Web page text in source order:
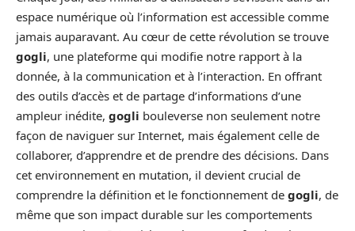
espace numérique où l’information est accessible comme
jamais auparavant. Au cœur de cette révolution se trouve
gogli, une plateforme qui modifie notre rapport à la
donnée, à la communication et à l’interaction. En offrant
des outils d’accès et de partage d’informations d’une
ampleur inédite, gogli bouleverse non seulement notre
façon de naviguer sur Internet, mais également celle de
collaborer, d’apprendre et de prendre des décisions. Dans
cet environnement en mutation, il devient crucial de
comprendre la définition et le fonctionnement de gogli, de
même que son impact durable sur les comportements